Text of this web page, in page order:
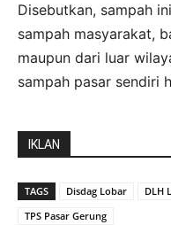
Disebutkan, sampah
sampah masyarakat,
maupun dari luar
sampah pasar sendiri
IKLAN
TAGS Disdag Lobar DLH
TPS Pasar Gerung